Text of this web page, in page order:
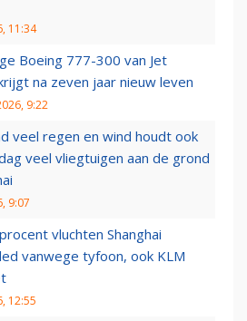
11:34
Boeing 777-300 van Jet
na zeven jaar nieuw leven
9:22
veel regen en wind houdt ook
veel vliegtuigen aan de grond
9:07
vluchten Shanghai
vanwege tyfoon, ook KLM
12:55